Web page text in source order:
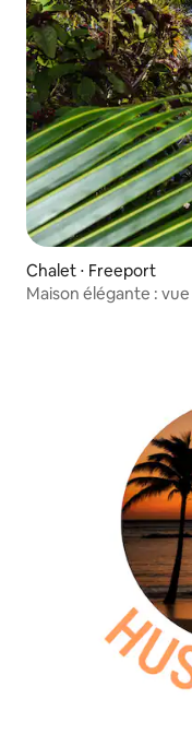
Chalet ⋅ Freeport
Maison élégante :